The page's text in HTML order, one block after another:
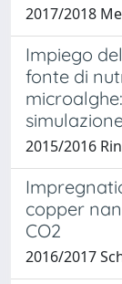
2017/2018
Impiego
fonte di
2015/2016
copper
CO2
2016/2017